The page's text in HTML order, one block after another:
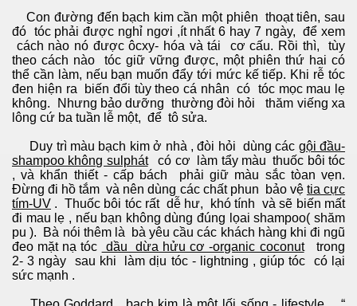
Con đường đến bạch kim cần một phiên thoạt tiên, sau
đó tóc phải được nghỉ ngơi ,ít nhất 6 hay 7 ngày, để xem
cách nào nó được ôcxy- hóa và tái cơ cấu. Rồi thì, tùy
theo cách nào tóc giữ vững được, một phiên thứ hai có
thể cần làm, nếu bạn muốn đẩy tới mức kế tiếp. Khi rễ tóc
đen hiện ra biến đổi tùy theo cá nhân có tóc mọc mau lẹ
không. Nhưng bảo dưỡng thường đòi hỏi thăm viếng xa
lông cứ ba tuần lễ một, để tô sửa.
Duy trì màu bạch kim ở nhà , đòi hỏi dùng các gội đầu-
shampoo không sulphátcó cơ làm tẩy màu thuốc bôi tóc
, và khẩn thiết - cấp bách phải giữ màu sắc tòan vẹn.
Đừng đi hồ tắm và nên dùng các chất phun bảo vệ tia cực
tím-UV . Thuốc bôi tóc rất dễ hư, khó tính và sẽ biến mất
đi mau lẹ , nếu bạn không dùng đúng lọai shampoo( shăm
pu ). Bà nói thêm là bà yêu cầu các khách hàng khi đi ngũ
đeo mặt nạ tóc
dầu dừa hửu cơ -organic coconuttrong
2- 3 ngày sau khi làm dịu tóc - lightning , giúp tóc có lại
sức mạnh .